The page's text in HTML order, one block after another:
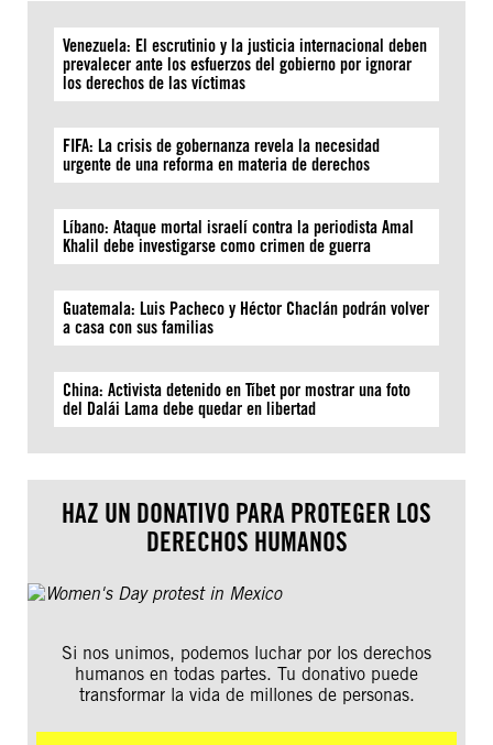
Venezuela: El escrutinio y la justicia internacional deben
prevalecer ante los esfuerzos del gobierno por ignorar
los derechos de las víctimas
FIFA: La crisis de gobernanza revela la necesidad
urgente de una reforma en materia de derechos
Líbano: Ataque mortal israelí contra la periodista Amal
Khalil debe investigarse como crimen de guerra
Guatemala: Luis Pacheco y Héctor Chaclán podrán volver
a casa con sus familias
China: Activista detenido en Tíbet por mostrar una foto
del Dalái Lama debe quedar en libertad
HAZ UN DONATIVO PARA PROTEGER LOS
DERECHOS HUMANOS
Si nos unimos, podemos luchar por los derechos
humanos en todas partes. Tu donativo puede
transformar la vida de millones de personas.